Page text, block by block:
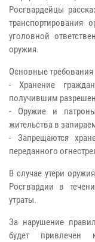
Росгвардейцы
транспортирования
уголовной
оружия.
Основные
- Хранение
получившим
- Оружие и
жительства в
- Запрещаются
переданного
В случае утери
Росгвардии в
утраты.
За нарушение
будет привлечен